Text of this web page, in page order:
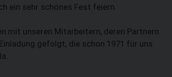
ein sehr schönes Fest feiern.
mit unseren Mitarbeitern, deren Partnern
gefolgt, die schon 1971 für uns